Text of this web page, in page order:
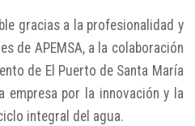
gracias a la profesionalidad y
de APEMSA, a la colaboración
de El Puerto de Santa María
empresa por la innovación y la
integral del agua.